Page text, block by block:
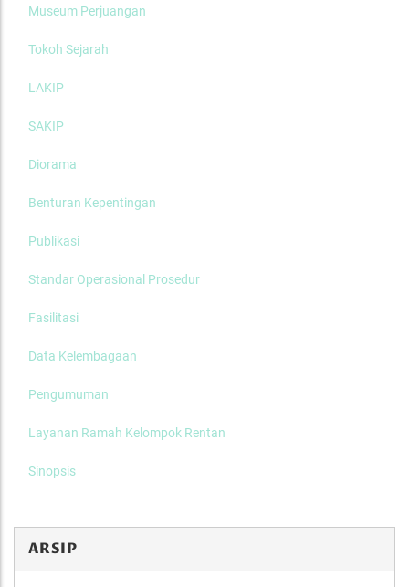
Museum Perjuangan
Tokoh Sejarah
LAKIP
SAKIP
Diorama
Benturan Kepentingan
Publikasi
Standar Operasional Prosedur
Fasilitasi
Data Kelembagaan
Pengumuman
Layanan Ramah Kelompok Rentan
Sinopsis
ARSIP